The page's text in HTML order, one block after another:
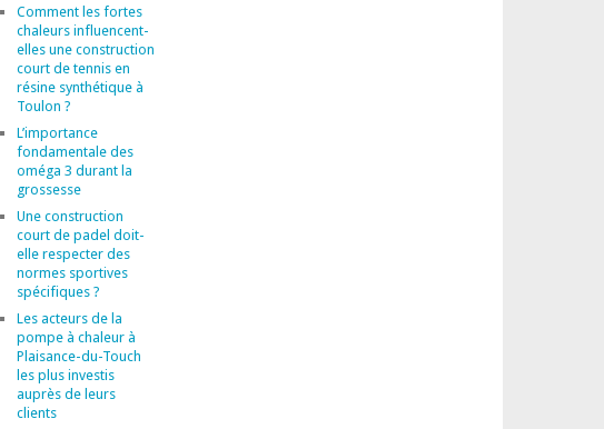
Comment les fortes
chaleurs influencent-
elles une construction
court de tennis en
résine synthétique à
Toulon ?
L’importance
fondamentale des
oméga 3 durant la
grossesse
Une construction
court de padel doit-
elle respecter des
normes sportives
spécifiques ?
Les acteurs de la
pompe à chaleur à
Plaisance-du-Touch
les plus investis
auprès de leurs
clients